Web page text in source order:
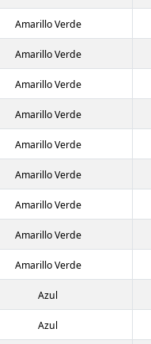
Amarillo Verde
Amarillo Verde
Amarillo Verde
Amarillo Verde
Amarillo Verde
Amarillo Verde
Amarillo Verde
Amarillo Verde
Amarillo Verde
Azul
Azul